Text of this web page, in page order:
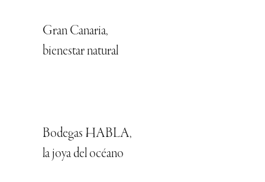
Gran Canaria,
bienestar natural
Bodegas HABLA,
la joya del océano